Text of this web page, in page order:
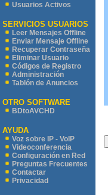
Usuarios Activos
SERVICIOS USUARIOS
Leer Mensajes Offline
Enviar Mensaje Offline
Recuperar Contraseña
Eliminar Usuario
Códigos de Registro
Administración
Tablón de Anuncios
OTRO SOFTWARE
BDtoAVCHD
AYUDA
Voz sobre IP - VoIP
Videoconferencia
Configuración en Red
Preguntas Frecuentes
Contactar
Privacidad